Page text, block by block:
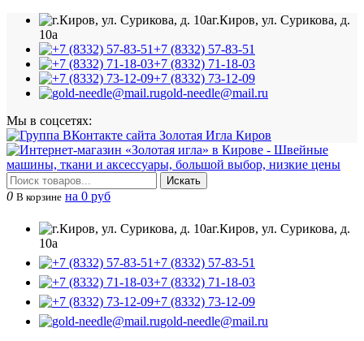
г.Киров, ул. Сурикова, д.
10а
+7 (8332) 57-83-51
+7 (8332) 71-18-03
+7 (8332) 73-12-09
gold-needle@mail.ru
Мы в соцсетях:
Искать
0 В корзине на 0 руб
г.Киров, ул. Сурикова, д.
10а
+7 (8332) 57-83-51
+7 (8332) 71-18-03
+7 (8332) 73-12-09
gold-needle@mail.ru